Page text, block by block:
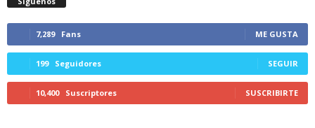
7,289 Fans ME GUSTA
199 Seguidores SEGUIR
10,400 Suscriptores SUSCRIBIRTE